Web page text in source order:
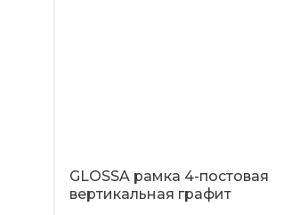
GLOSSA рамка 4-постовая
вертикальная графит